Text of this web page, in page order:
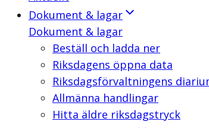
Dokument & lagar
Dokument & lagar
Beställ och ladda ner
Riksdagens öppna data
Riksdagsförvaltningens
Allmänna handlingar
Hitta äldre riksdagstryck